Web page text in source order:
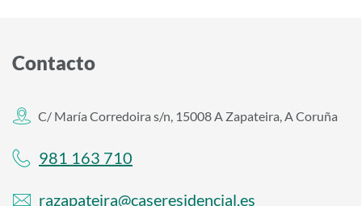
Contacto
C/ María Corredoira s/n, 15008 A Zapateira, A Coruña
981 163 710
razapateira@caseresidencial.es